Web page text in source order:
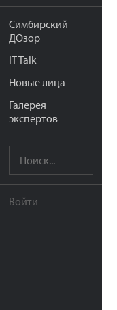
Симбирский
ДОзор
IT Talk
Новые лица
Галерея
экспертов
Войти